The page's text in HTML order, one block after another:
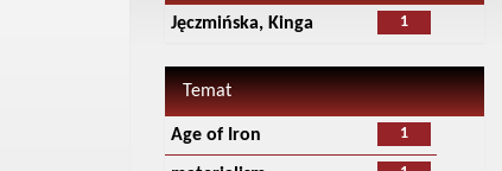
1
Jęczmińska, Kinga
Temat
1
Age of Iron